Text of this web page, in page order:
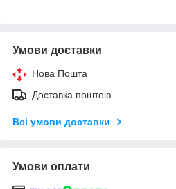
Умови доставки
Нова Пошта
Доставка поштою
Всі умови доставки
Умови оплати